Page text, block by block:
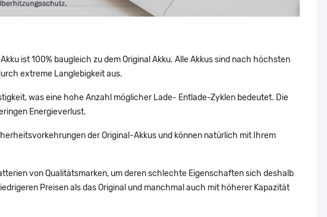
ist 100% baugleich zu dem Original Akku. Alle Akkus sind nach höchsten
extreme Langlebigkeit aus.
was eine hohe Anzahl möglicher Lade- Entlade-Zyklen bedeutet. Die
Energieverlust.
der Original-Akkus und können natürlich mit Ihrem
von Qualitätsmarken, um deren schlechte Eigenschaften sich deshalb
Preisen als das Original und manchmal auch mit höherer Kapazität